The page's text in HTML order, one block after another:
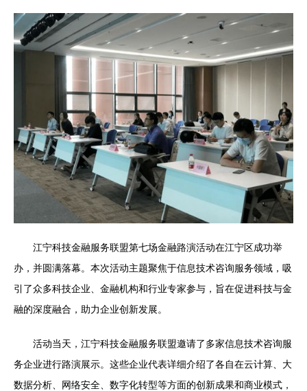
江宁科技金融服务联盟第七场金融路演活动在江宁区成功举
办，并圆满落幕。本次活动主题聚焦于信息技术咨询服务领域，吸
引了众多科技企业、金融机构和行业专家参与，旨在促进科技与金
融的深度融合，助力企业创新发展。
活动当天，江宁科技金融服务联盟邀请了多家信息技术咨询服
务企业进行路演展示。这些企业代表详细介绍了各自在云计算、大
数据分析、网络安全、数字化转型等方面的创新成果和商业模式，